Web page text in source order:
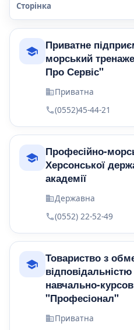
Сторінка
Приватне
морський
Про Сервіс"
Приватна
(0552)45-44-21
Професійно-
Херсонської
академії
Державна
(0552) 22-52-49
Товариство з
навчально-
"Професіонал"
Приватна